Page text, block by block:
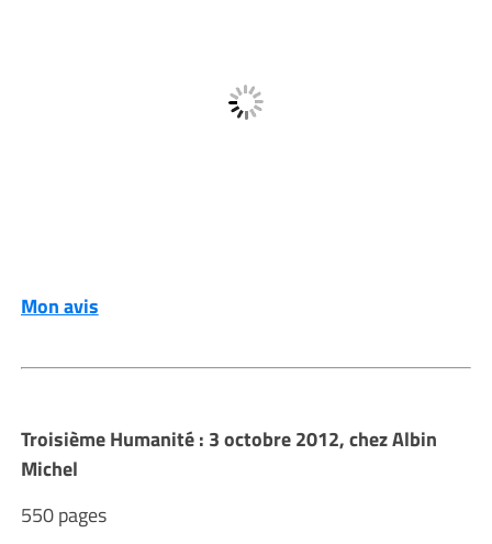
Mon avis
Troisième Humanité : 3 octobre 2012, chez Albin
Michel
550 pages